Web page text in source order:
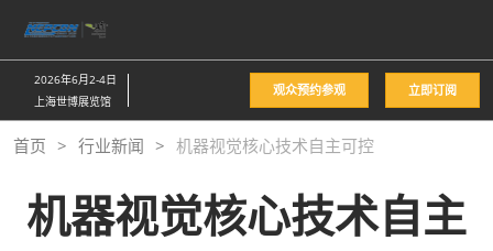
接
跳
至
内
2026年6月2-4日
上海世博展览馆
观众预约参观 立即订阅
首页 行业新闻 机器视觉核心技术自主可控
机器视觉核心技术自主